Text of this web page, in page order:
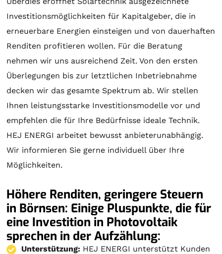
Investitionsmöglichkeiten für Kapitalgeber, die in
erneuerbare Energien einsteigen und von dauerhaften
Renditen profitieren wollen. Für die Beratung
nehmen wir uns ausreichend Zeit. Von den ersten
Überlegungen bis zur letztlichen Inbetriebnahme
decken wir das gesamte Spektrum ab. Wir stellen
Ihnen leistungsstarke Investitionsmodelle vor und
empfehlen die für Ihre Bedürfnisse ideale Technik.
HEJ ENERGI arbeitet bewusst anbieterunabhängig.
Wir informieren Sie gerne individuell über Ihre
Möglichkeiten.
Höhere Renditen, geringere Steuern
in Börnsen: Einige Pluspunkte, die für
eine Investition in Photovoltaik
sprechen in der Aufzählung:
Unterstützung: HEJ ENERGI unterstützt Kunden